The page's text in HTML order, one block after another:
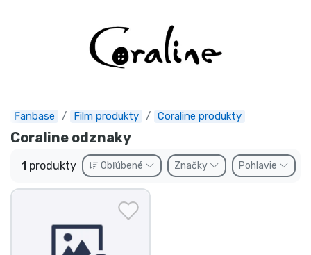
Fanbase Film produkty Coraline produkty
Coraline odznaky
1 produkty Obľúbené Značky Pohlavie
Najnovšie
Expresná preprava
Predobjednávky
Outlet produkty
Preprava a platba
Zoradiť podľa série